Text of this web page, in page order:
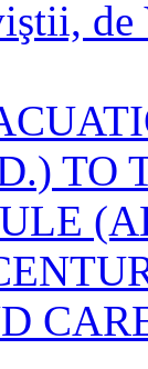
de
TO